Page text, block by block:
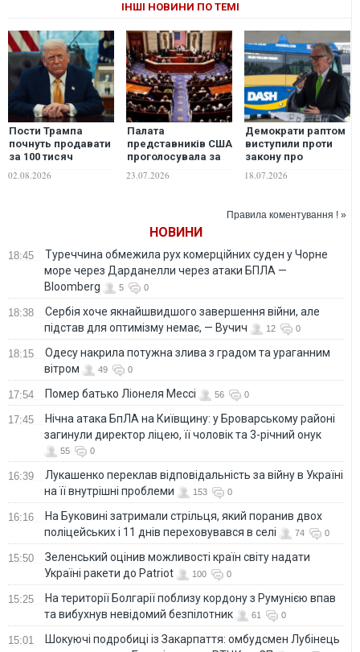
ІНШІ НОВИНИ ПО ТЕМІ
Пости Трампа
почнуть продавати
за 100 тисяч
доларів на місяць
02.08.2026
Палата
представників США
проголосувала за
обмеження
воєнних
Трампа щодо Ірану
23.07.2026
Демократи раптом
виступили проти
закону про
"пекельні" санкції
для Росії
18.07.2026
Правила коментування ! »
НОВИНИ
18:45
Туреччина обмежила рух комерційних суден у Чорне
море через Дарданелли через атаки БПЛА —
Bloomberg
5 0
18:38
Сербія хоче якнайшвидшого завершення війни, але
підстав для оптимізму немає, — Вучич
12 0
18:15
Одесу накрила потужна злива з градом та ураганним
вітром
49 0
17:54 Помер батько Ліонеля Мессі 56 0
17:45
Нічна атака БпЛА на Київщину: у Броварському районі
загинули директор ліцею, її чоловік та 3-річний онук
55 0
16:39
Лукашенко переклав відповідальність за війну в Україні
на її внутрішні проблеми
153 0
16:16
На Буковині затримали стрільця, який поранив двох
поліцейських і 11 днів переховувався в селі
74 0
15:50
Зеленський оцінив можливості країн світу надати
Україні ракети до Patriot
100 0
15:25
На території Болгарії поблизу кордону з Румунією впав
та вибухнув невідомий безпілотник
61 0
15:01
Шокуючі подробиці із Закарпаття: омбудсмен Лубінець